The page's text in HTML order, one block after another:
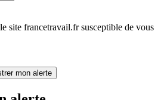
site francetravail.fr susceptible de vous
mon alerte